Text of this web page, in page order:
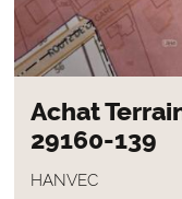
Achat
29160-139
HANVEC